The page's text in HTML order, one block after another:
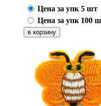
Цена за упк 5 шт
Цена за упк 100